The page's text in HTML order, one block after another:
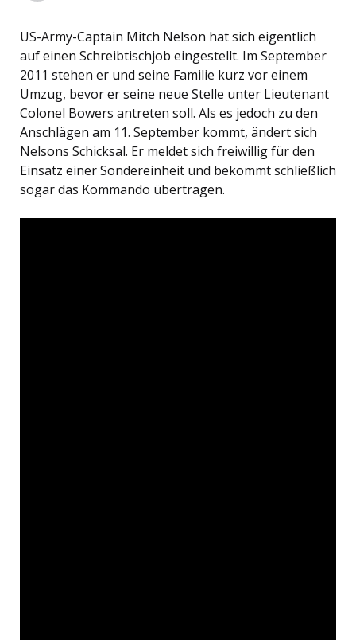
US-Army-Captain Mitch Nelson hat sich eigentlich
auf einen Schreibtischjob eingestellt. Im September
2011 stehen er und seine Familie kurz vor einem
Umzug, bevor er seine neue Stelle unter Lieutenant
Colonel Bowers antreten soll. Als es jedoch zu den
Anschlägen am 11. September kommt, ändert sich
Nelsons Schicksal. Er meldet sich freiwillig für den
Einsatz einer Sondereinheit und bekommt schließlich
sogar das Kommando übertragen.